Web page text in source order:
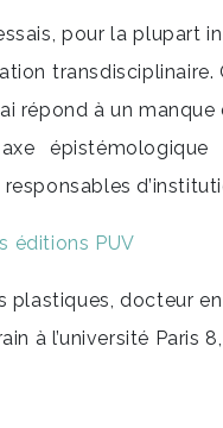
pour la plupart
répond à un
éditions PUV
plastiques, docteur
à l’université Paris